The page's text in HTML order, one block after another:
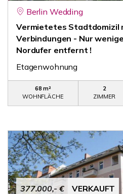
Berlin Wedding
Vermietetes Stadtdomizil
Verbindungen - Nur
Nordufer entfernt !
Etagenwohnung
68 m²
WOHNFLÄCHE
2
ZIMMER
377.000,- € VERKAUFT